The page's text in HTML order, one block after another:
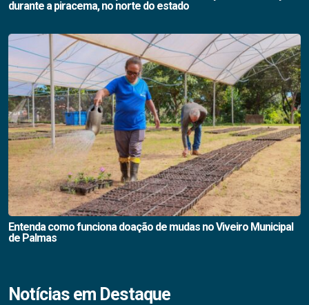
durante a piracema, no norte do estado
Entenda como funciona doação de mudas no Viveiro Municipal
de Palmas
Notícias em Destaque